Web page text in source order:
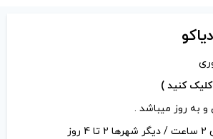
کنید )
به روز میباشد .